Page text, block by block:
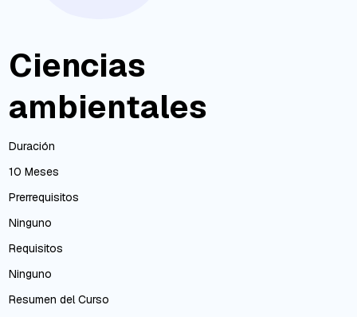
Ciencias
ambientales
Duración
10 Meses
Prerrequisitos
Ninguno
Requisitos
Ninguno
Resumen del Curso